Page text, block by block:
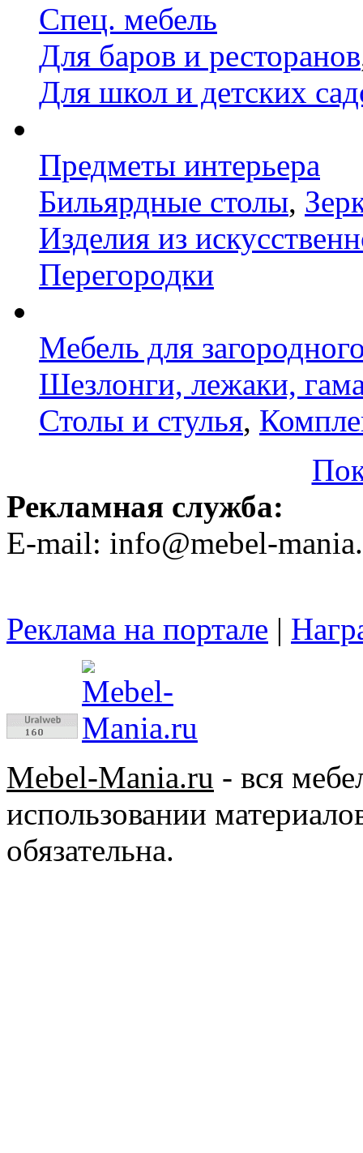
Спец. мебель
Для баров и ресторанов
Для школ и детских
Предметы интерьера
Бильярдные столы,
Изделия из
Перегородки
Мебель для
Шезлонги, лежаки,
Столы и стулья,
Рекламная служба:
E-mail: info@mebel-
Реклама на портале |
Mebel-Mania.ru - вся
использовании
обязательна.